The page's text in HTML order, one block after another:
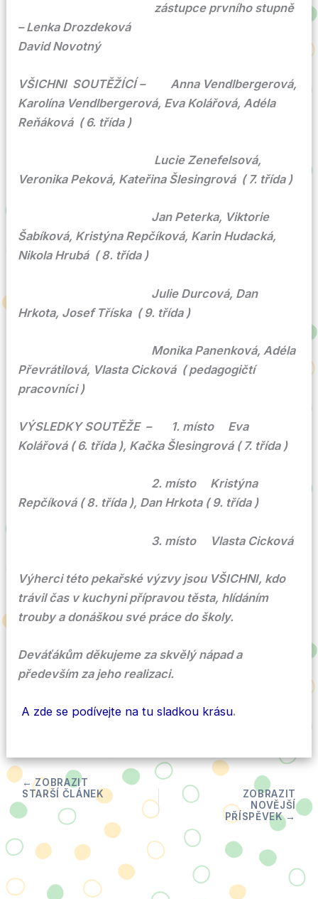
zástupce prvního stupně
– Lenka Drozdeková
David Novotný
VŠICHNI SOUTĚŽÍCÍ – Anna Vendlbergerová,
Karolína Vendlbergerová, Eva Kolářová, Adéla
Reňáková ( 6. třída )
Lucie Zenefelsová,
Veronika Peková, Kateřina Šlesingrová ( 7. třída )
Jan Peterka, Viktorie
Šabíková, Kristýna Repčíková, Karin Hudacká,
Nikola Hrubá ( 8. třída )
Julie Durcová, Dan
Hrkota, Josef Tříska ( 9. třída )
Monika Panenková, Adéla
Převrátilová, Vlasta Cicková ( pedagogičtí
pracovníci )
VÝSLEDKY SOUTĚŽE – 1. místo Eva
Kolářová ( 6. třída ), Kačka Šlesingrová ( 7. třída )
2. místo Kristýna
Repčíková ( 8. třída ), Dan Hrkota ( 9. třída )
3. místo Vlasta Cicková
Výherci této pekařské výzvy jsou VŠICHNI, kdo
trávil čas v kuchyni přípravou těsta, hlídáním
trouby a donáškou své práce do školy.
Deváťákům děkujeme za skvělý nápad a
především za jeho realizaci.
A zde se podívejte na tu sladkou krásu.